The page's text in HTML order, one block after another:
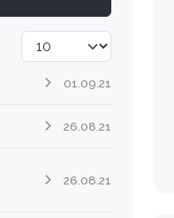
Näita korraga
01.09.21
26.08.21
26.08.21